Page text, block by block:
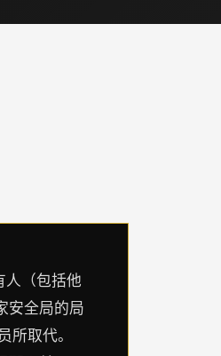
人（包括他
安全局的局
取代。